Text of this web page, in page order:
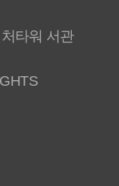
타워 서관